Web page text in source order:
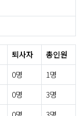
퇴사자
총인원
0명
1명
0명
3명